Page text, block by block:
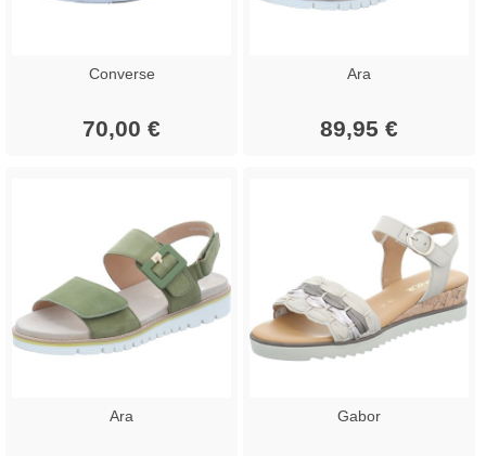
Converse
70,00 €
Ara
89,95 €
Ara Gabor